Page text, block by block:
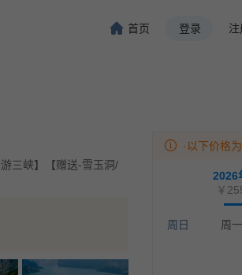
首页 登录
三峡】【赠送-雪玉洞/
·以下价格
2026
￥
周日 周一